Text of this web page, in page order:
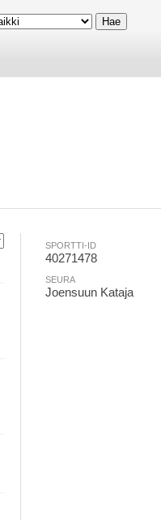
SPORTTI-ID
40271478
SEURA
Joensuun Kataja